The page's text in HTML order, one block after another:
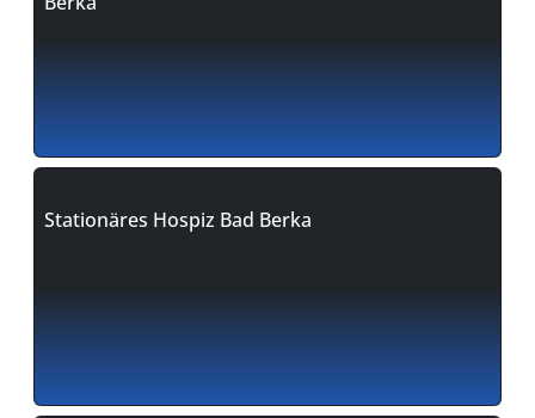
Stationäres Hospiz Bad Berka